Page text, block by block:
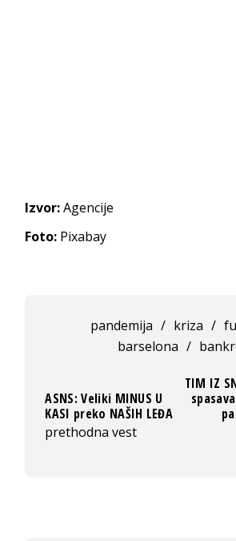
Izvor:Agencije
Foto: Pixabay
pandemija / kriza /
barselona /
ASNS: Veliki MINUS U
KASI preko NAŠIH LEĐA
prethodna vest
TIM IZ